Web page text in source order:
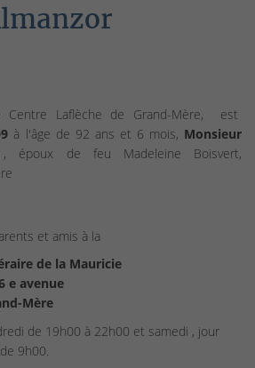
Centre Laflèche de Grand-Mère, est
à l'âge de 92 ans et 6 mois, Monsieur
, époux de feu Madeleine Boisvert,
et amis à la
de la Mauricie
de 19h00 à 22h00 et samedi , jour
9h00.